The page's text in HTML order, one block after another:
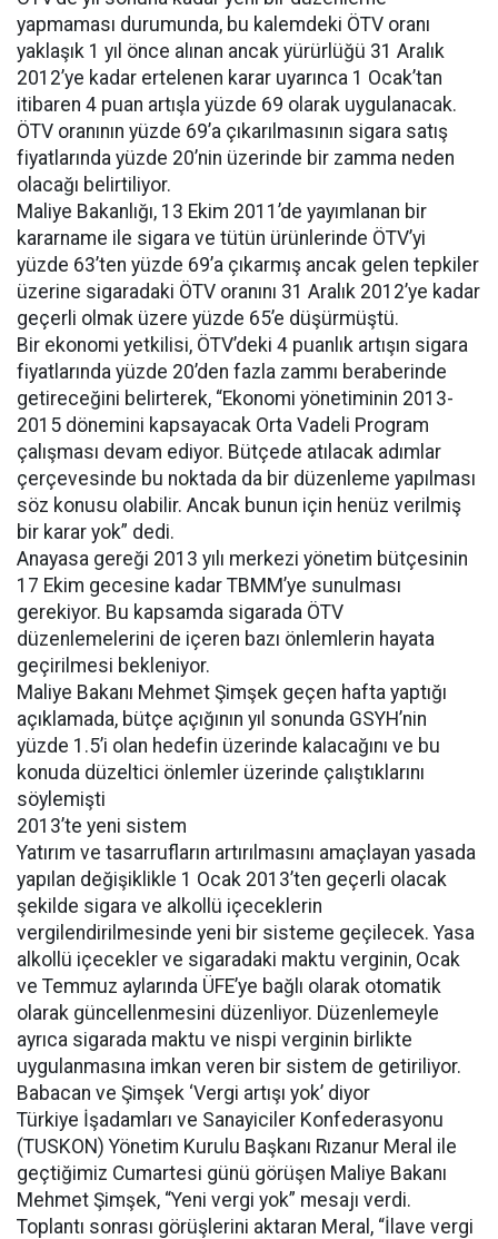
yapmaması durumunda, bu kalemdeki ÖTV oranı
yaklaşık 1 yıl önce alınan ancak yürürlüğü 31 Aralık
2012’ye kadar ertelenen karar uyarınca 1 Ocak’tan
itibaren 4 puan artışla yüzde 69 olarak uygulanacak.
ÖTV oranının yüzde 69’a çıkarılmasının sigara satış
fiyatlarında yüzde 20’nin üzerinde bir zamma neden
olacağı belirtiliyor.
Maliye Bakanlığı, 13 Ekim 2011’de yayımlanan bir
kararname ile sigara ve tütün ürünlerinde ÖTV’yi
yüzde 63’ten yüzde 69’a çıkarmış ancak gelen tepkiler
üzerine sigaradaki ÖTV oranını 31 Aralık 2012’ye kadar
geçerli olmak üzere yüzde 65’e düşürmüştü.
Bir ekonomi yetkilisi, ÖTV’deki 4 puanlık artışın sigara
fiyatlarında yüzde 20’den fazla zammı beraberinde
getireceğini belirterek, “Ekonomi yönetiminin 2013-
2015 dönemini kapsayacak Orta Vadeli Program
çalışması devam ediyor. Bütçede atılacak adımlar
çerçevesinde bu noktada da bir düzenleme yapılması
söz konusu olabilir. Ancak bunun için henüz verilmiş
bir karar yok” dedi.
Anayasa gereği 2013 yılı merkezi yönetim bütçesinin
17 Ekim gecesine kadar TBMM’ye sunulması
gerekiyor. Bu kapsamda sigarada ÖTV
düzenlemelerini de içeren bazı önlemlerin hayata
geçirilmesi bekleniyor.
Maliye Bakanı Mehmet Şimşek geçen hafta yaptığı
açıklamada, bütçe açığının yıl sonunda GSYH’nin
yüzde 1.5’i olan hedefin üzerinde kalacağını ve bu
konuda düzeltici önlemler üzerinde çalıştıklarını
söylemişti
2013’te yeni sistem
Yatırım ve tasarrufların artırılmasını amaçlayan yasada
yapılan değişiklikle 1 Ocak 2013’ten geçerli olacak
şekilde sigara ve alkollü içeceklerin
vergilendirilmesinde yeni bir sisteme geçilecek. Yasa
alkollü içecekler ve sigaradaki maktu verginin, Ocak
ve Temmuz aylarında ÜFE’ye bağlı olarak otomatik
olarak güncellenmesini düzenliyor. Düzenlemeyle
ayrıca sigarada maktu ve nispi verginin birlikte
uygulanmasına imkan veren bir sistem de getiriliyor.
Babacan ve Şimşek ‘Vergi artışı yok’ diyor
Türkiye İşadamları ve Sanayiciler Konfederasyonu
(TUSKON) Yönetim Kurulu Başkanı Rızanur Meral ile
geçtiğimiz Cumartesi günü görüşen Maliye Bakanı
Mehmet Şimşek, “Yeni vergi yok” mesajı verdi.
Toplantı sonrası görüşlerini aktaran Meral, “İlave vergi